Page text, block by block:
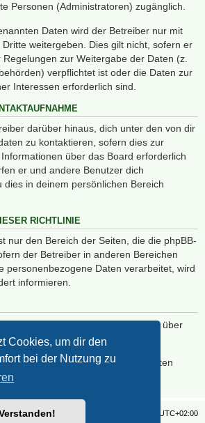
Cookies, um dir den
bei der Nutzung zu
Personen (Administratoren) zugänglich.
Daten wird der Betreiber nur mit
weitergeben. Dies gilt nicht, sofern er
zur Weitergabe der Daten (z.
verpflichtet ist oder die Daten zur
Interessen erforderlich sind.
darüber hinaus, dich unter den von dir
zu kontaktieren, sofern dies zur
über das Board erforderlich
er und andere Benutzer dich
dies in deinem persönlichen Bereich
RICHTLINIE
nur den Bereich der Seiten, die die phpBB-
der Betreiber in anderen Bereichen
personenbezogene Daten verarbeitet, wird
informieren.
auf Anfrage Auskunft, welche Daten über
Löschung bzw. Sperrung deiner Daten
bitte den Betreiber.
UTC+02:00